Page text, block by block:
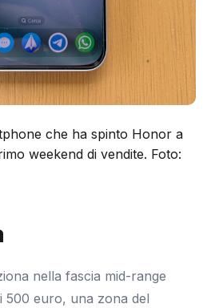
che ha spinto Honor a
weekend di vendite. Foto:
nella fascia mid-range
500 euro, una zona del